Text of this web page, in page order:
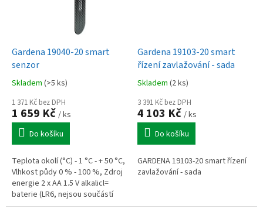
Gardena 19040-20 smart
senzor
Skladem (>5 ks)
1 371 Kč bez DPH
1 659 Kč / ks
Do košíku
Teplota okolí (°C) - 1 °C - + 50 °C,
Vlhkost půdy 0 % - 100 %, Zdroj
energie 2 x AA 1.5 V alkalicl=
baterie (LR6, nejsou součástí
balení)
Gardena 19103-20 smart
řízení zavlažování - sada
Skladem (2 ks)
3 391 Kč bez DPH
4 103 Kč / ks
Do košíku
GARDENA 19103-20 smart řízení
zavlažování - sada